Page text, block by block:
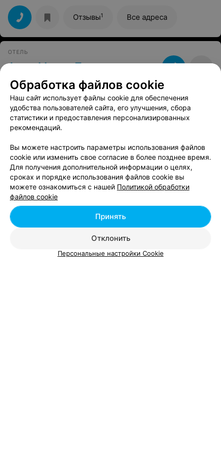
гостинице, а цены намного ниже. В следующий раз
едем только к ним!Отзывы1 Все адреса
ОТЕЛЬ
Аква-Минск Плюс
Минск, пр-т Рокоссовского, 44/2 Выходной
Вам будет интересно
Гостиницы в Московском районе Минска
Гостиницы в Партизанском районе Минска
Гостиницы в Октябрьском районе Минска
Обработка файлов cookie
Наш сайт использует файлы cookie для обеспечения
удобства пользователей сайта, его улучшения, сбора
статистики и предоставления персонализированных
рекомендаций.
Вы можете настроить параметры использования файлов
cookie или изменить свое согласие в более позднее время.
Для получения дополнительной информации о целях,
сроках и порядке использования файлов cookie вы
можете ознакомиться с нашей Политикой обработки
файлов cookie
Отклонить
Принять
Персональные настройки Cookie